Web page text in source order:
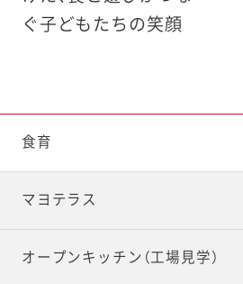
ぐ子どもたちの笑顔
食育
マヨテラス
オープンキッチン（工場見学）